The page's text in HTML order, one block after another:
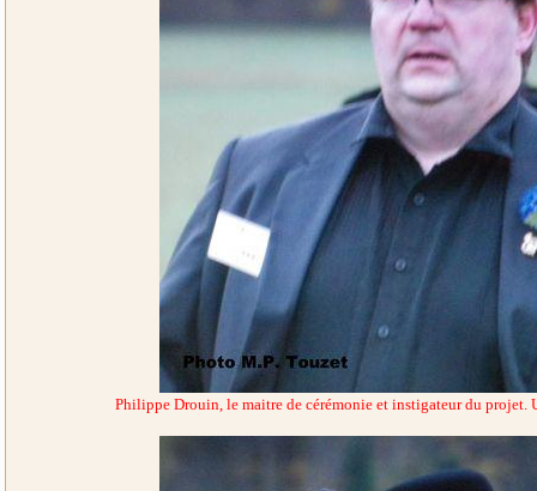
Philippe Drouin, le maitre de cérémonie et instigateur du projet.